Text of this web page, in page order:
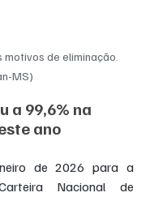
de eliminação.
MS)
a 99,6% na
ano
de 2026 para a
Nacional de